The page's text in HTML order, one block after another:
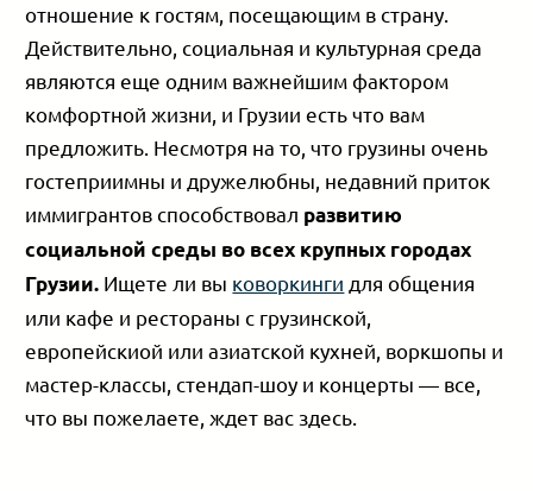
отношение к гостям, посещающим в страну.
Действительно, социальная и культурная среда
являются еще одним важнейшим фактором
комфортной жизни, и Грузии есть что вам
предложить. Несмотря на то, что грузины очень
гостеприимны и дружелюбны, недавний приток
иммигрантов способствовал развитию
социальной среды во всех крупных городах
Грузии. Ищете ли вы коворкинги для общения
или кафе и рестораны с грузинской,
европейскиой или азиатской кухней, воркшопы и
мастер-классы, стендап-шоу и концерты — все,
что вы пожелаете, ждет вас здесь.